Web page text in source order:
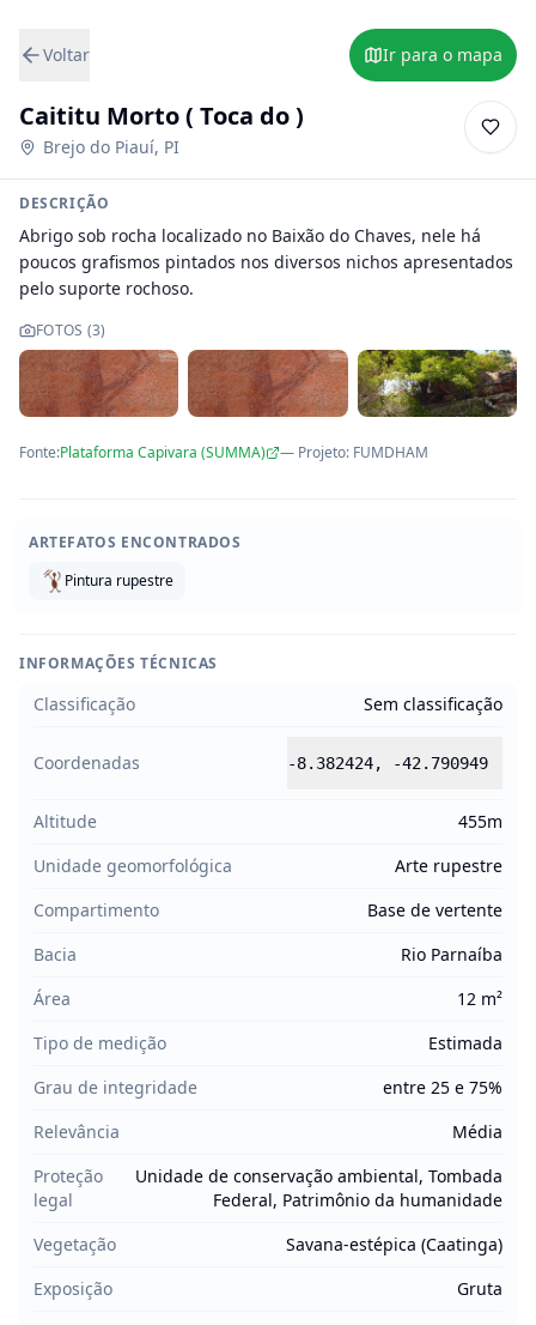
Voltar Ir para o mapa
Caititu Morto ( Toca do )
Brejo do Piauí, PI
DESCRIÇÃO
Abrigo sob rocha localizado no Baixão do Chaves, nele há
poucos grafismos pintados nos diversos nichos apresentados
pelo suporte rochoso.
FOTOS (3)
Fonte:Plataforma Capivara (SUMMA) — Projeto: FUMDHAM
ARTEFATOS ENCONTRADOS
Pintura rupestre
INFORMAÇÕES TÉCNICAS
Classificação Sem classificação
Coordenadas -8.382424, -42.790949
Altitude
455m
Unidade geomorfológica
Arte rupestre
Compartimento
Base de vertente
Bacia
Rio Parnaíba
Área
12 m²
Tipo de medição
Estimada
Grau de integridade
entre 25 e 75%
Relevância
Média
Proteção
legal
Unidade de conservação ambiental, Tombada
Federal, Patrimônio da humanidade
Vegetação
Savana-estépica (Caatinga)
Exposição
Gruta